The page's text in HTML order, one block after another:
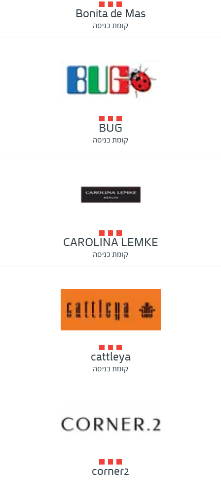
Bonita de Mas
קומת כניסה
BUG
קומת כניסה
CAROLINA LEMKE
קומת כניסה
cattleya
קומת כניסה
corner2